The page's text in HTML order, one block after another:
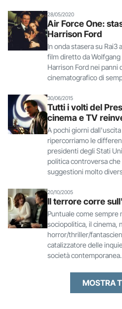
28/05/2020
Air Force One:
Harrison Ford
In onda stasera su Rai3
film diretto da Wolfgang
Harrison Ford nei panni
cinematografico di
30/06/2015
Tutti i volti del
cinema e TV
A pochi giorni
ripercorriamo le
presidenti degli Stati
politica controversa
suggestioni molto
20/10/2005
Il terrore corre
Puntuale come
sociopolitica, il cinema,
horror/thriller/
catalizzatore delle
società contemporanea.
MOSTRA